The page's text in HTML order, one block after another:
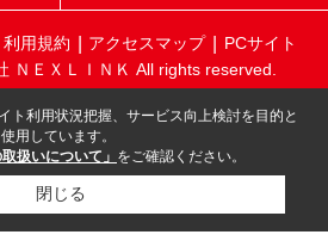
利用規約 アクセスマップ
PCサイト
ＮＥＸＬＩＮＫ All rights reserved.
ト利用状況把握、サービス向上検討を目的と
用しています。
扱いについて」 をご確認ください。
閉じる